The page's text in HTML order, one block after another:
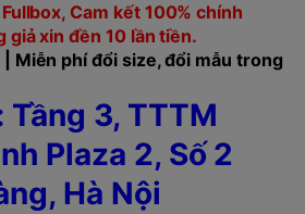
Cam kết 100% chính
giả xin đền 10 lần tiền.
Miễn phí đổi size, đổi mẫu trong
Tầng 3, TTTM
Plaza 2, Số 2
Hà Nội